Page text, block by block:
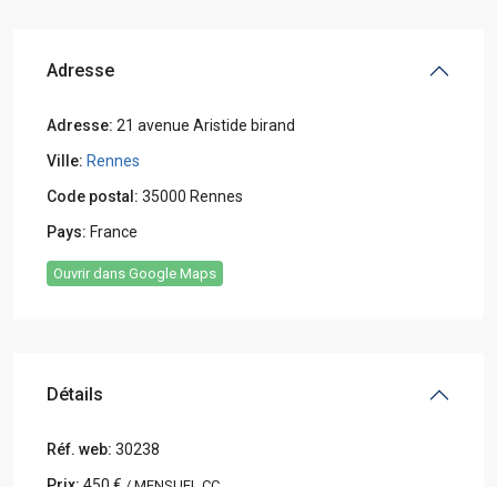
Adresse
Adresse: 21 avenue Aristide birand
Ville: Rennes
Code postal: 35000 Rennes
Pays: France
Ouvrir dans Google Maps
Détails
Réf. web: 30238